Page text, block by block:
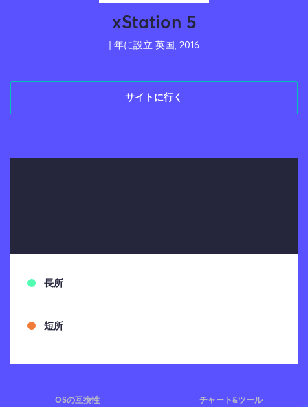
xStation 5
| 年に設立 英国, 2016
サイトに行く
長所
短所
OSの互換性 チャート&ツール